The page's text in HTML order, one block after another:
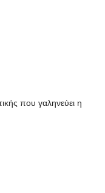
που γαληνεύει η